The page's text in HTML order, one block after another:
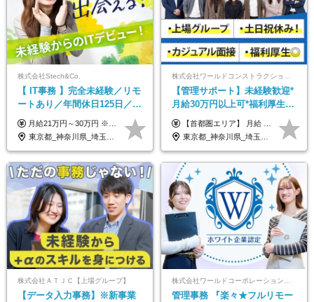
株式会社Stech&Co.
【 IT事務 】完全未経験／リモ
ートあり／年間休日125日／残
業なし／産休育休あり／服
装・髪型自由／毎年昇給
月給21万円～30万円 ※試用期間3ヶ月間の待遇に変動はありません。 ※みなし残業代(月20時間分29,725円～)を含む。（※超過分は追加支給）
東京都_神奈川県_埼玉県_千葉県_大阪府_愛知県_北海道_青森県_岩手県_宮城県_秋田県_山形県_福島県_茨城県_栃木県_群馬県_新潟県_山梨県_長野県_富山県_石川県_福井県_静岡県_岐阜県_三重県_兵庫県_京都府_滋賀県_奈良県_和歌山県_広島県_岡山県_鳥取県_島根県_山口県_徳島県_香川県_愛媛県_高知県_福岡県_熊本県_佐賀県_長崎県_大分県_宮崎県_鹿児島県_沖縄県
株式会社ワールドコンストラクション 【東証一部】 (ワールドホールディングス・グループ)
【管理サポート】未経験歓迎*
月給30万円以上可*福利厚生が
充実！
【首都圏エリア】 月給 291,800円以上 ＋ 各種手当 【北関東エリア】 月給 264,260円以上 ＋ 各種手当 【関西・四国エリア】 月給 278,040円以上 ＋ 各種手当 【中部エリア】 月給 278,040円以上 ＋ 各種手当 【北海道・東北エリア】 月給 247,000円以上 ＋ 各種手当 【九州エリア】 月給 235,540円以上 ＋ 各種手当 【中国エリア】 月給 250,460 円以上 ＋ 各種手当 ※全て年齢・経験・能力などを考慮します。 ※試用期間3ヶ月あり。その間の待遇に変動はありません。 ※固定残業代（20時間分）を含む 首都圏／37,800円以上 北関東／34,260円以上 関西・四国／36,040円以上 中部／36,040円以上 北海道・東北／32,000円以上 九州／30,540円以上 中国／32,460円以上 ※超過分は全額支給 初年度の年収 400万円～900万円
東京都_神奈川県_埼玉県_千葉県_大阪府_愛知県_北海道_青森県_岩手県_宮城県_秋田県_山形県_福島県_茨城県_栃木県_群馬県_新潟県_山梨県_長野県_富山県_石川県_福井県_静岡県_岐阜県_三重県_兵庫県_京都府_滋賀県_奈良県_和歌山県_広島県_岡山県_鳥取県_島根県_山口県_徳島県_香川県_愛媛県_高知県_福岡県_熊本県_佐賀県_長崎県_大分県_宮崎県_鹿児島県_沖縄県
株式会社ＡＴＪＣ【上場グループ】
【データ入力事務】※新事業
管理事務 『楽々★フルリモー